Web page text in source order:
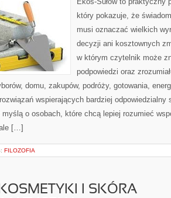
który pokazuje, że
musi oznaczać wielkich
decyzji ani kosztownych
w którym czytelnik może
podpowiedzi oraz
domu, zakupów, podróży, gotowania,
wspierających bardziej odpowiedzialny
o osobach, które chcą lepiej rozumieć
[…]
FILOZOFIA
I SKÓRA